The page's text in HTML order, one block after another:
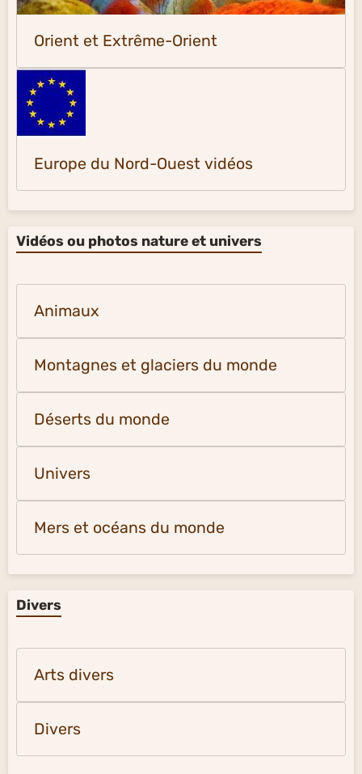
Orient et Extrême-Orient
Europe du Nord-Ouest vidéos
Vidéos ou photos nature et univers
Animaux
Montagnes et glaciers du monde
Déserts du monde
Univers
Mers et océans du monde
Divers
Arts divers
Divers